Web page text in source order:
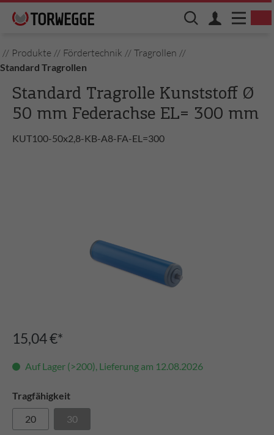
// Produkte // Fördertechnik // Tragrollen //
Standard Tragrollen
Standard Tragrolle Kunststoff Ø
50 mm Federachse EL= 300 mm
KUT100-50x2,8-KB-A8-FA-EL=300
15,04 €*
Auf Lager (>200), Lieferung am 12.08.2026
Tragfähigkeit
20
30